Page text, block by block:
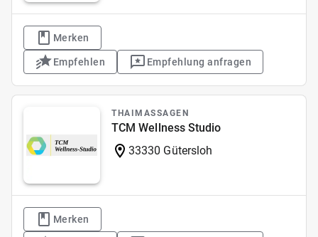
Merken
Empfehlen Empfehlung anfragen
THAIMASSAGEN
TCM Wellness Studio
33330 Gütersloh
Merken